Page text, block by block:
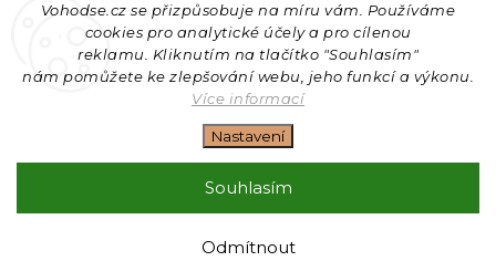
Vohodse.cz se přizpůsobuje na míru vám. Používáme
cookies pro analytické účely a pro cílenou
reklamu. Kliknutím na tlačítko "Souhlasím"
nám pomůžete ke zlepšování webu, jeho funkcí a výkonu.
Více informací
Nastavení
Odmítnout
Souhlasím
Sledovat na Instagramu
Copyright 2026Vohodse.cz. Všechna práva vyhrazena.
Upravit nastavení cookies